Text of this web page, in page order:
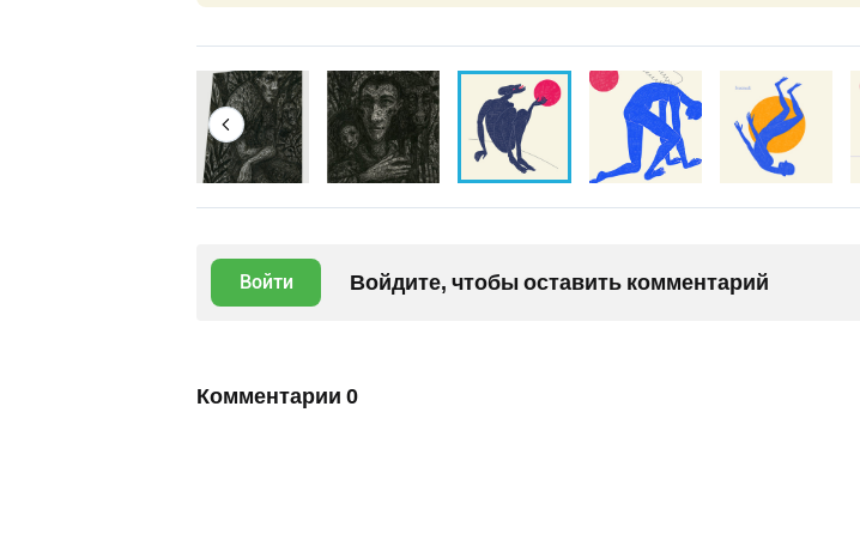
Войти Войдите, чтобы оставить комментарий
Комментарии 0